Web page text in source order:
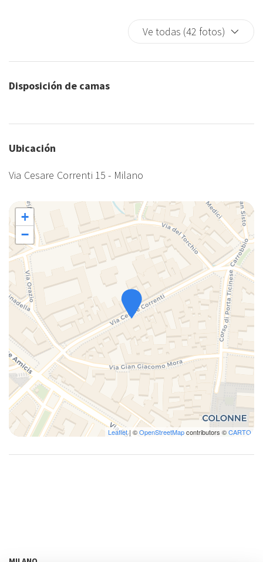
Ve todas (42 fotos)
Disposición de camas
Ubicación
Via Cesare Correnti 15 - Milano
+
−
Leaflet| ©OpenStreetMapcontributors ©CARTO